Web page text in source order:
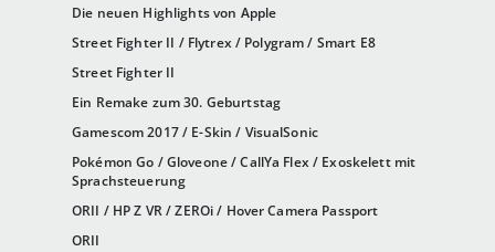
Die neuen Highlights von Apple
Street Fighter II / Flytrex / Polygram / Smart E8
Street Fighter II
Ein Remake zum 30. Geburtstag
Gamescom 2017 / E-Skin / VisualSonic
Pokémon Go / Gloveone / CallYa Flex / Exoskelett mit
Sprachsteuerung
ORII / HP Z VR / ZEROi / Hover Camera Passport
ORII